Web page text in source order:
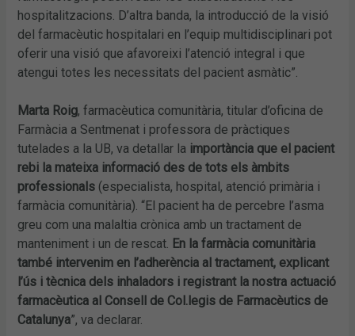
hospitalitzacions. D’altra banda, la introducció de la visió
del farmacèutic hospitalari en l’equip multidisciplinari pot
oferir una visió que afavoreixi l’atenció integral i que
atengui totes les necessitats del pacient asmàtic”.
Marta Roig, farmacèutica comunitària, titular d’oficina de
Farmàcia a Sentmenat i professora de pràctiques
tutelades a la UB, va detallar la importància que el pacient
rebi la mateixa informació des de tots els àmbits
professionals (especialista, hospital, atenció primària i
farmàcia comunitària). “El pacient ha de percebre l’asma
greu com una malaltia crònica amb un tractament de
manteniment i un de rescat. En la farmàcia comunitària
també intervenim en l’adherència al tractament, explicant
l’ús i tècnica dels inhaladors i registrant la nostra actuació
farmacèutica al Consell de Col.legis de Farmacèutics de
Catalunya”, va declarar.